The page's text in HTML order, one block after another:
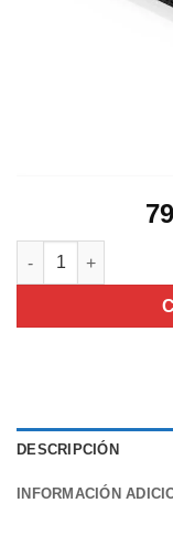
Radiador de Mica
DESCRIPCIÓN
INFORMACIÓN